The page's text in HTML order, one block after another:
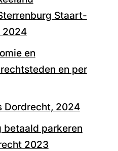
Staart-
2024
en
en per
Dordrecht, 2024
betaald parkeren
2023